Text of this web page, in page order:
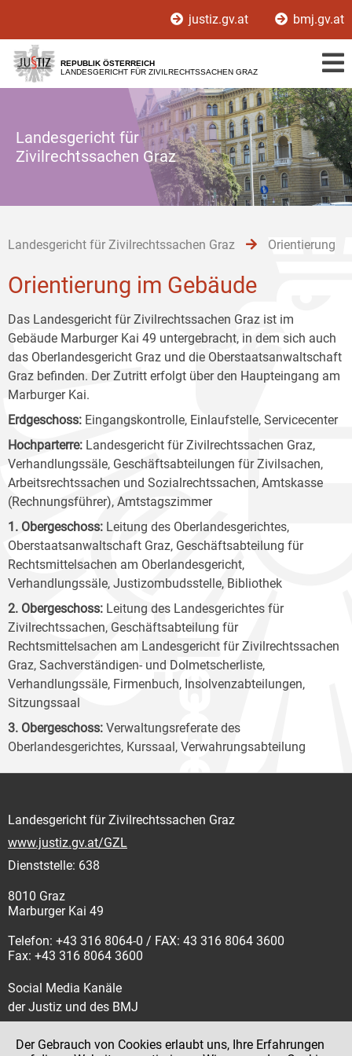
[1]
[2]
[3]
justiz.gv.at bmj.gv.at
REPUBLIK ÖSTERREICH
LANDESGERICHT FÜR ZIVILRECHTSSACHEN GRAZ
Landesgericht für
Zivilrechtssachen Graz
Landesgericht für Zivilrechtssachen Graz Orientierung
Orientierung im Gebäude
Das Landesgericht für Zivilrechtssachen Graz ist im
Gebäude Marburger Kai 49 untergebracht, in dem sich auch
das Oberlandesgericht Graz und die Oberstaatsanwaltschaft
Graz befinden. Der Zutritt erfolgt über den Haupteingang am
Marburger Kai.
Erdgeschoss: Eingangskontrolle, Einlaufstelle, Servicecenter
Hochparterre: Landesgericht für Zivilrechtssachen Graz,
Verhandlungssäle, Geschäftsabteilungen für Zivilsachen,
Arbeitsrechtssachen und Sozialrechtssachen, Amtskasse
(Rechnungsführer), Amtstagszimmer
1. Obergeschoss: Leitung des Oberlandesgerichtes,
Oberstaatsanwaltschaft Graz, Geschäftsabteilung für
Rechtsmittelsachen am Oberlandesgericht,
Verhandlungssäle, Justizombudsstelle, Bibliothek
2. Obergeschoss: Leitung des Landesgerichtes für
Zivilrechtssachen, Geschäftsabteilung für
Rechtsmittelsachen am Landesgericht für Zivilrechtssachen
Graz, Sachverständigen- und Dolmetscherliste,
Verhandlungssäle, Firmenbuch, Insolvenzabteilungen,
Sitzungssaal
3. Obergeschoss: Verwaltungsreferate des
Oberlandesgerichtes, Kurssaal, Verwahrungsabteilung
Landesgericht für Zivilrechtssachen Graz
www.justiz.gv.at/GZL
Dienststelle: 638
8010 Graz
Marburger Kai 49
Telefon: +43 316 8064-0 / FAX: 43 316 8064 3600
Fax: +43 316 8064 3600
Social Media Kanäle
der Justiz und des BMJ
Der Gebrauch von Cookies erlaubt uns, Ihre Erfahrungen